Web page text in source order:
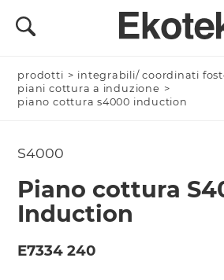
prodotti > integrabili/ coordinati
piani cottura a induzione >
piano cottura s4000 induction
S4000
Piano cottura
Induction
E7334 240
Nominativo *
Azienda/Privato *